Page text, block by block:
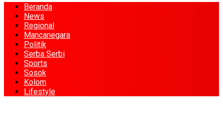
Beranda
News
Regional
Mancanegara
Politik
Serba Serbi
Sports
Sosok
Kolom
Lifestyle